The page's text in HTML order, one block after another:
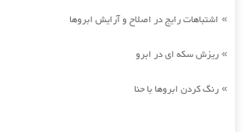
» اشتباهات رایج در اصلاح و آرایش ابروها
» ریزش سکه ای در ابرو
» رنگ کردن ابروها با حنا